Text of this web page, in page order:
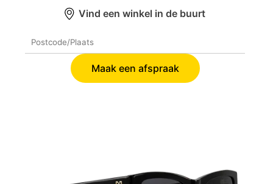
Vind een winkel in de buurt
Maak een afspraak